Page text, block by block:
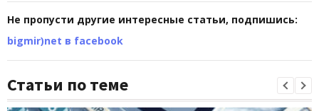
Не пропусти другие интересные статьи, подпишись:
bigmir)net в facebook
Статьи по теме